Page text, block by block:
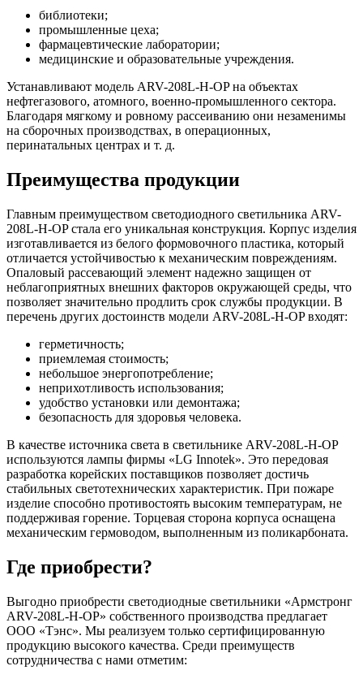
библиотеки;
промышленные цеха;
фармацевтические лаборатории;
медицинские и образовательные учреждения.
Устанавливают модель ARV-208L-H-OP на объектах
нефтегазового, атомного, военно-промышленного сектора.
Благодаря мягкому и ровному рассеиванию они незаменимы
на сборочных производствах, в операционных,
перинатальных центрах и т. д.
Преимущества продукции
Главным преимуществом светодиодного светильника ARV-
208L-H-OP стала его уникальная конструкция. Корпус изделия
изготавливается из белого формовочного пластика, который
отличается устойчивостью к механическим повреждениям.
Опаловый рассевающий элемент надежно защищен от
неблагоприятных внешних факторов окружающей среды, что
позволяет значительно продлить срок службы продукции. В
перечень других достоинств модели ARV-208L-H-OP входят:
герметичность;
приемлемая стоимость;
небольшое энергопотребление;
неприхотливость использования;
удобство установки или демонтажа;
безопасность для здоровья человека.
В качестве источника света в светильнике ARV-208L-H-OP
используются лампы фирмы «LG Innotek». Это передовая
разработка корейских поставщиков позволяет достичь
стабильных светотехнических характеристик. При пожаре
изделие способно противостоять высоким температурам, не
поддерживая горение. Торцевая сторона корпуса оснащена
механическим гермоводом, выполненным из поликарбоната.
Где приобрести?
Выгодно приобрести светодиодные светильники «Армстронг
ARV-208L-H-OP» собственного производства предлагает
ООО «Тэнс». Мы реализуем только сертифицированную
продукцию высокого качества. Среди преимуществ
сотрудничества с нами отметим: